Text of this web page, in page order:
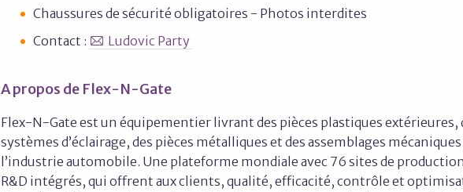
Chaussures de sécurité obligatoires - Photos interdites
Contact :
Ludovic Party
A propos de Flex-N-Gate
Flex-N-Gate est un équipementier livrant des pièces plastiques extérieures,
systèmes d’éclairage, des pièces métalliques et des assemblages
l’industrie automobile. Une plateforme mondiale avec 76 sites de
R&D intégrés, qui offrent aux clients, qualité, efficacité, contrôle et